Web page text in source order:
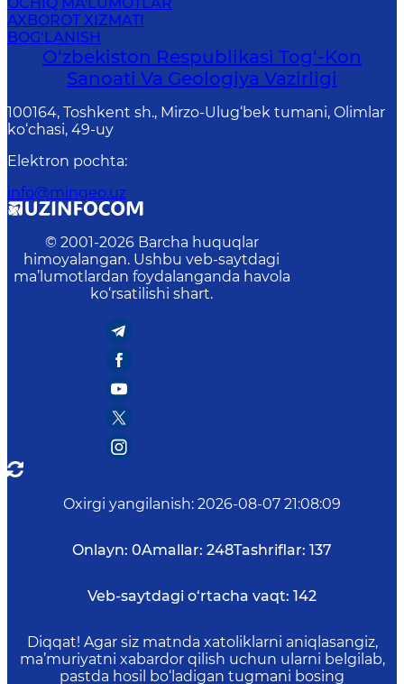
AXBOROT XIZMATI
BOG‘LANISH
O‘zbekiston Respublikasi Tog‘-Kon
Sanoati Va Geologiya Vazirligi
100164, Toshkent sh., Mirzo-Ulug‘bek tumani, Olimlar
ko‘chasi, 49-uy
Elektron pochta:
info@mingeo.uz
© 2001-2026 Barcha huquqlar
himoyalangan. Ushbu veb-saytdagi
ma’lumotlardan foydalanganda havola
ko‘rsatilishi shart.
Oxirgi yangilanish: 2026-08-07 21:08:09
Onlayn: 0Amallar: 248Tashriflar: 137
Veb-saytdagi o‘rtacha vaqt: 142
Diqqat! Agar siz matnda xatoliklarni aniqlasangiz,
ma’muriyatni xabardor qilish uchun ularni belgilab,
pastda hosil bo‘ladigan tugmani bosing